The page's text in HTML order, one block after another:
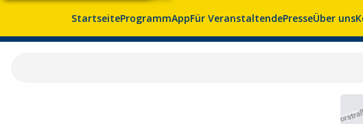
StartseiteProgrammAppFür VeranstaltendePresseÜber uns